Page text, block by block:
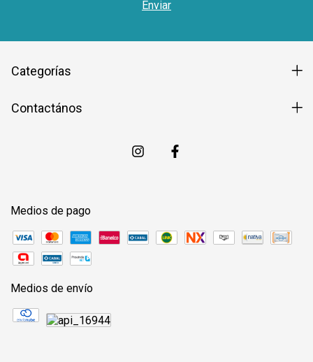
Categorías
Contactános
Medios de pago
Medios de envío